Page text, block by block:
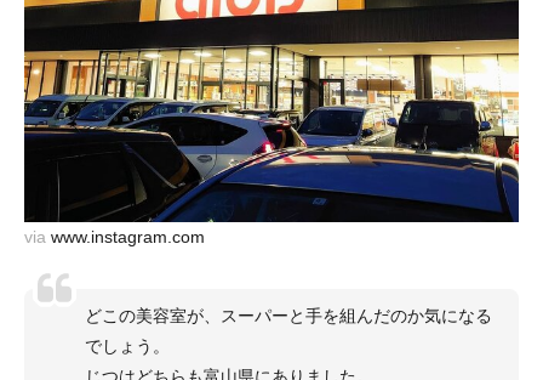
via www.instagram.com
どこの美容室が、スーパーと手を組んだのか気になる
でしょう。
じつはどちらも富山県にありました。